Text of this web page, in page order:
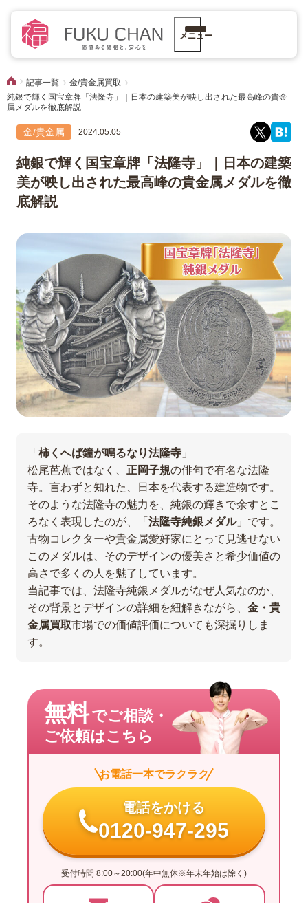
メニュー
記事一覧
金/貴金属買取
純銀で輝く国宝章牌「法隆寺」｜日本の建築美が映し出された最高峰の貴金
属メダルを徹底解説
金/貴金属 2024.05.05
純銀で輝く国宝章牌「法隆寺」｜日本の建築
美が映し出された最高峰の貴金属メダルを徹
底解説
「 柿くへば鐘が鳴るなり法隆寺 」
松尾芭蕉ではなく、 正岡子規の俳句で有名な法隆
寺。言わずと知れた、日本を代表する建造物です。
そのような法隆寺の魅力を、純銀の輝きで余すとこ
ろなく表現したのが、「 法隆寺純銀メダル」です。
古物コレクターや貴金属愛好家にとって見逃せない
このメダルは、そのデザインの優美さと希少価値の
高さで多くの人を魅了しています。
当記事では、法隆寺純銀メダルがなぜ人気なのか、
その背景とデザインの詳細を紐解きながら、 金・貴
金属買取市場での価値評価についても深掘りしま
す。
無料でご相談・
ご依頼はこちら
お電話一本でラクラク
電話をかける
0120-947-295
受付時間 8:00～20:00(年中無休※年末年始は除く)